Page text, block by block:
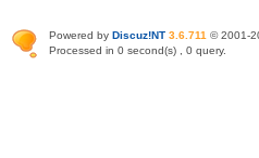
Powered by Discuz!NT 3.6.711 © 2001-
Processed in 0 second(s) , 0 query.